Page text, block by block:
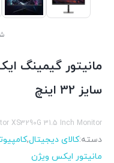
سایز 32 اینچ
XS3290G 31.5 Inch Monitor
دسته:کالای دیجیتال,
مانیتور ایکس ویژن